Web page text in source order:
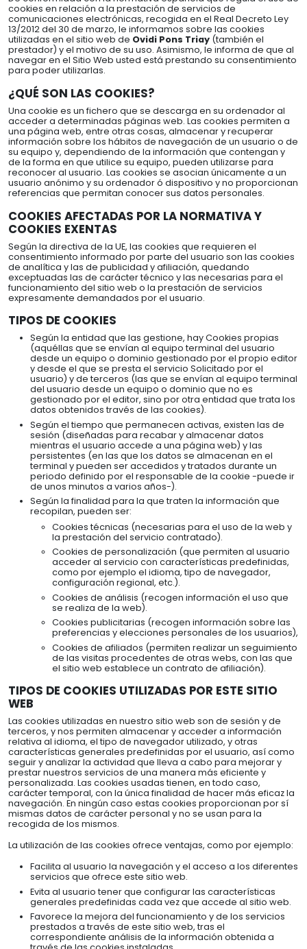
cookies en relación a la prestación de servicios de
comunicaciones electrónicas, recogida en el Real Decreto Ley
13/2012 del 30 de marzo, le informamos sobre las cookies
utilizadas en el sitio web de Ovidi Pons Triay (también el
prestador) y el motivo de su uso. Asimismo, le informa de que al
navegar en el Sitio Web usted está prestando su consentimiento
para poder utilizarlas.
¿QUÉ SON LAS COOKIES?
Una cookie es un fichero que se descarga en su ordenador al
acceder a determinadas páginas web. Las cookies permiten a
una página web, entre otras cosas, almacenar y recuperar
información sobre los hábitos de navegación de un usuario o de
su equipo y, dependiendo de la información que contengan y
de la forma en que utilice su equipo, pueden utilizarse para
reconocer al usuario. Las cookies se asocian únicamente a un
usuario anónimo y su ordenador ó dispositivo y no proporcionan
referencias que permitan conocer sus datos personales.
COOKIES AFECTADAS POR LA NORMATIVA Y
COOKIES EXENTAS
Según la directiva de la UE, las cookies que requieren el
consentimiento informado por parte del usuario son las cookies
de analítica y las de publicidad y afiliación, quedando
exceptuadas las de carácter técnico y las necesarias para el
funcionamiento del sitio web o la prestación de servicios
expresamente demandados por el usuario.
TIPOS DE COOKIES
Según la entidad que las gestione, hay Cookies propias
(aquéllas que se envían al equipo terminal del usuario
desde un equipo o dominio gestionado por el propio editor
y desde el que se presta el servicio Solicitado por el
usuario) y de terceros (las que se envían al equipo terminal
del usuario desde un equipo o dominio que no es
gestionado por el editor, sino por otra entidad que trata los
datos obtenidos través de las cookies).
Según el tiempo que permanecen activas, existen las de
sesión (diseñadas para recabar y almacenar datos
mientras el usuario accede a una página web) y las
persistentes (en las que los datos se almacenan en el
terminal y pueden ser accedidos y tratados durante un
periodo definido por el responsable de la cookie -puede ir
de unos minutos a varios años-).
Según la finalidad para la que traten la información que
recopilan, pueden ser:
Cookies técnicas (necesarias para el uso de la web y
la prestación del servicio contratado).
Cookies de personalización (que permiten al usuario
acceder al servicio con características predefinidas,
como por ejemplo el idioma, tipo de navegador,
configuración regional, etc.).
Cookies de análisis (recogen información el uso que
se realiza de la web).
Cookies publicitarias (recogen información sobre las
preferencias y elecciones personales de los usuarios),
Cookies de afiliados (permiten realizar un seguimiento
de las visitas procedentes de otras webs, con las que
el sitio web establece un contrato de afiliación).
TIPOS DE COOKIES UTILIZADAS POR ESTE SITIO
WEB
Las cookies utilizadas en nuestro sitio web son de sesión y de
terceros, y nos permiten almacenar y acceder a información
relativa al idioma, el tipo de navegador utilizado, y otras
características generales predefinidas por el usuario, así como
seguir y analizar la actividad que lleva a cabo para mejorar y
prestar nuestros servicios de una manera más eficiente y
personalizada. Las cookies usadas tienen, en todo caso,
carácter temporal, con la única finalidad de hacer más eficaz la
navegación. En ningún caso estas cookies proporcionan por sí
mismas datos de carácter personal y no se usan para la
recogida de los mismos.
La utilización de las cookies ofrece ventajas, como por ejemplo:
Facilita al usuario la navegación y el acceso a los diferentes
servicios que ofrece este sitio web.
Evita al usuario tener que configurar las características
generales predefinidas cada vez que accede al sitio web.
Favorece la mejora del funcionamiento y de los servicios
prestados a través de este sitio web, tras el
correspondiente análisis de la información obtenida a